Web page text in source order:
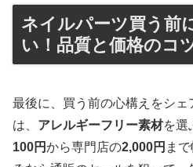
ネイルパーツ買う前
い！品質と価格のコ
最後に、買う前の心構えをシェ
は、 アレルギーフリー素材を選
100円から専門店の2,000円 ま